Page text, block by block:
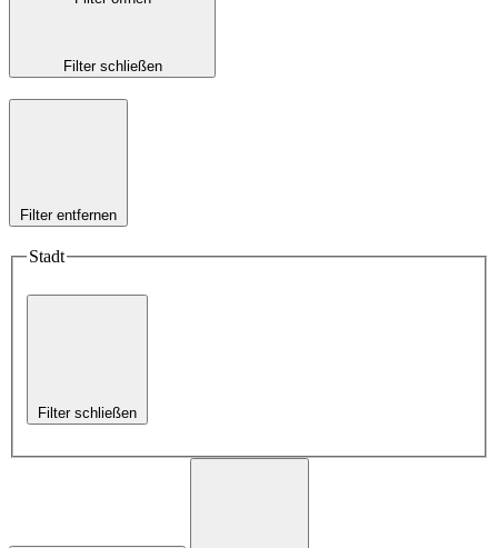
Filter schließen
Filter entfernen
Stadt
Filter schließen